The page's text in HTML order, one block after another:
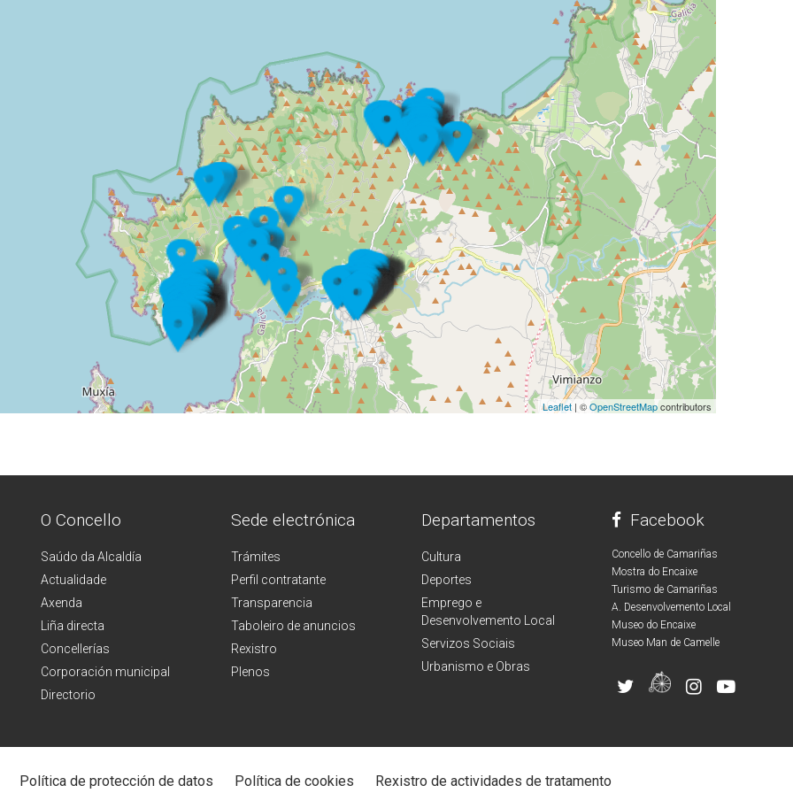
Leaflet | ©OpenStreetMapcontributors
O Concello
Saúdo da Alcaldía
Actualidade
Axenda
Liña directa
Concellerías
Corporación municipal
Directorio
Sede electrónica
Trámites
Perfil contratante
Transparencia
Taboleiro de anuncios
Rexistro
Plenos
Departamentos
Cultura
Deportes
Emprego e
Desenvolvemento Local
Servizos Sociais
Urbanismo e Obras
Facebook
Concello de Camariñas
Mostra do Encaixe
Turismo de Camariñas
A. Desenvolvemento Local
Museo do Encaixe
Museo Man de Camelle
Política de protección de datos Política de cookies Rexistro de actividades de tratamento